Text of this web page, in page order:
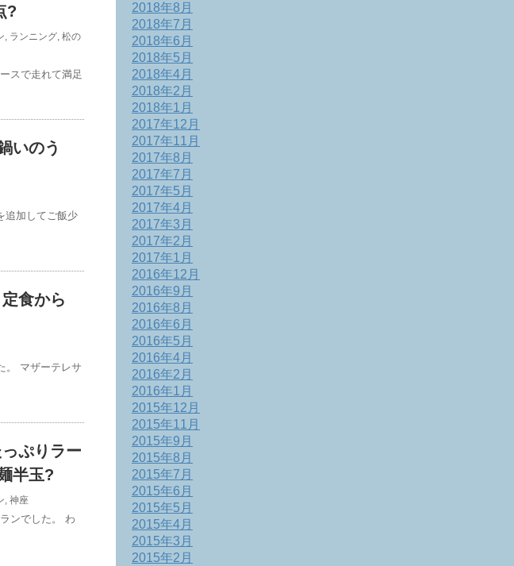
?
, ランニング, 松の
スで走れて満足
いのう
追加してご飯少
食から
。 マザーテレサ
ぷりラー
半玉?
, 神座
ンでした。 わ
2018年8月
2018年7月
2018年6月
2018年5月
2018年4月
2018年2月
2018年1月
2017年12月
2017年11月
2017年8月
2017年7月
2017年5月
2017年4月
2017年3月
2017年2月
2017年1月
2016年12月
2016年9月
2016年8月
2016年6月
2016年5月
2016年4月
2016年2月
2016年1月
2015年12月
2015年11月
2015年9月
2015年8月
2015年7月
2015年6月
2015年5月
2015年4月
2015年3月
2015年2月